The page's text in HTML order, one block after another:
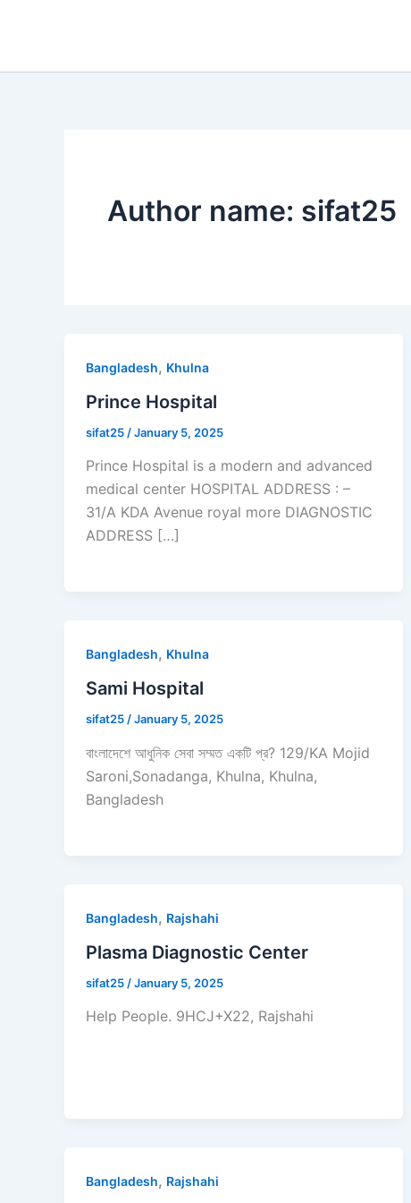
Author name: sifat25
Bangladesh, Khulna
Prince Hospital
sifat25 /January 5, 2025
Prince Hospital is a modern and advanced
medical center HOSPITAL ADDRESS : –
31/A KDA Avenue royal more DIAGNOSTIC
ADDRESS […]
Bangladesh, Khulna
Sami Hospital
sifat25 /January 5, 2025
বাংলাদেশে আধুনিক সেবা সম্মত একটি প্র? 129/KA Mojid
Saroni,Sonadanga, Khulna, Khulna,
Bangladesh
Bangladesh, Rajshahi
Plasma Diagnostic Center
sifat25 /January 5, 2025
Help People. 9HCJ+X22, Rajshahi
Bangladesh, Rajshahi